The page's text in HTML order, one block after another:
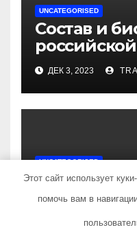
UNCATEGORISED
Состав и
«Иванушки
— история
и судьбы
ДЕК 3, 2023
UNCATEGORISED
Политов
узнайте
биографии,
ДЕК 3, 2023
Этот сайт использует
помочь вам в